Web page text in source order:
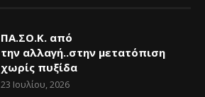
ΠΑ.ΣΟ.Κ. από
την αλλαγή..στην μετατόπιση
χωρίς πυξίδα
23 Ιουλίου, 2026